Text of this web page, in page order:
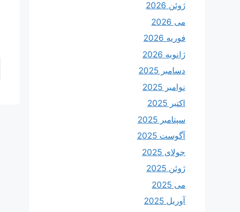
ژوئن 2026
می 2026
فوریه 2026
ژانویه 2026
دسامبر 2025
نوامبر 2025
اکتبر 2025
سپتامبر 2025
آگوست 2025
جولای 2025
ژوئن 2025
می 2025
آوریل 2025